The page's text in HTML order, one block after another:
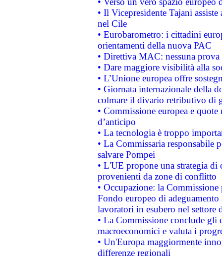
• Il Vicepresidente Tajani
nel Cile
• Eurobarometro: i cittadini
orientamenti della nuova PAC
• Direttiva MAC: nessuna
• Dare maggiore visibilità alla
• L’Unione europea offre
• Giornata internazionale della
colmare il divario retributivo di
• Commissione europea e
d’anticipo
• La tecnologia è troppo
• La Commissaria responsabile
salvare Pompei
• L'UE propone una strategia
provenienti da zone di conflitto
• Occupazione: la
Fondo europeo di
lavoratori in esubero nel
• La Commissione conclude
macroeconomici e valuta i
• Un'Europa maggiormente
differenze regionali